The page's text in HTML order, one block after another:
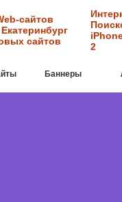
сайтов
сайтов
2
Баннеры